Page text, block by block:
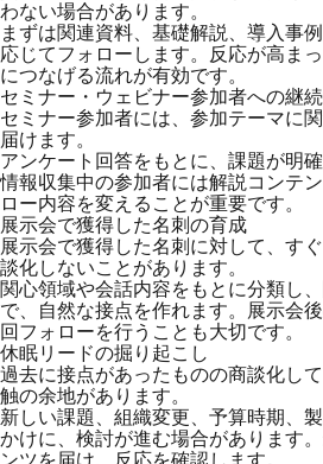
わない場合があります。
まずは関連資料、基礎解説、導入事
応じてフォローします。反応が高ま
につなげる流れが有効です。
セミナー・ウェビナー参加者への継
セミナー参加者には、参加テーマに
届けます。
アンケート回答をもとに、課題が明
情報収集中の参加者には解説コンテ
ロー内容を変えることが重要です。
展示会で獲得した名刺の育成
展示会で獲得した名刺に対して、す
談化しないことがあります。
関心領域や会話内容をもとに分類し
で、自然な接点を作れます。展示会
回フォローを行うことも大切です。
休眠リードの掘り起こし
過去に接点があったものの商談化し
触の余地があります。
新しい課題、組織変更、予算時期、
かけに、検討が進む場合があります